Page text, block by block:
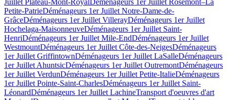
Petite-PatrieDéménageurs 1er Juillet Notre-Dame-de-
GrâceDéménageurs 1er Juillet VillerayDéménageurs 1er Juillet
Hochelaga-MaisonneuveDéménageurs 1er Juillet Saint-
HenriDéménageurs 1er Juillet Mile-EndDéménageurs 1er Juillet
WestmountDéménageurs 1er Juillet Côte-des-NeigesDéménageurs
1er Juillet GriffintownDéménageurs 1er Juillet LaSalleDéménageurs
1er Juillet AhuntsicDéménageurs 1er Juillet OutremontDéménageurs
1er Juillet VerdunDéménageurs 1er Juillet Petite-ItalieDéménageurs
1er Juillet Pointe-Saint-CharlesDéménageurs 1er Juillet Saint-
LéonardDéménageurs 1er Juillet LachineTransport d'oeuvres d'art